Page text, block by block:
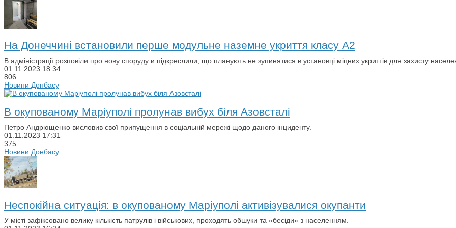
На Донеччині встановили перше модульне наземне укриття класу А2
В адміністрації розповіли про нову споруду и підкреслили, що планують не зупинятися в установці міцних укриттів для захисту
01.11.2023 18:34
806
Новини Донбасу
В окупованому Маріуполі пролунав вибух біля Азовсталі
Петро Андрющенко висловив свої припущення в соціальній мережі щодо даного інциденту.
01.11.2023 17:31
375
Новини Донбасу
Неспокійна ситуація: в окупованому Маріуполі активізувалися окупанти
У місті зафіксовано велику кількість патрулів і військових, проходять обшуки та «бесіди» з населенням.